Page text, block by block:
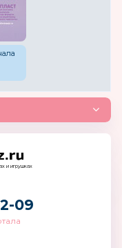
и игрушках
09